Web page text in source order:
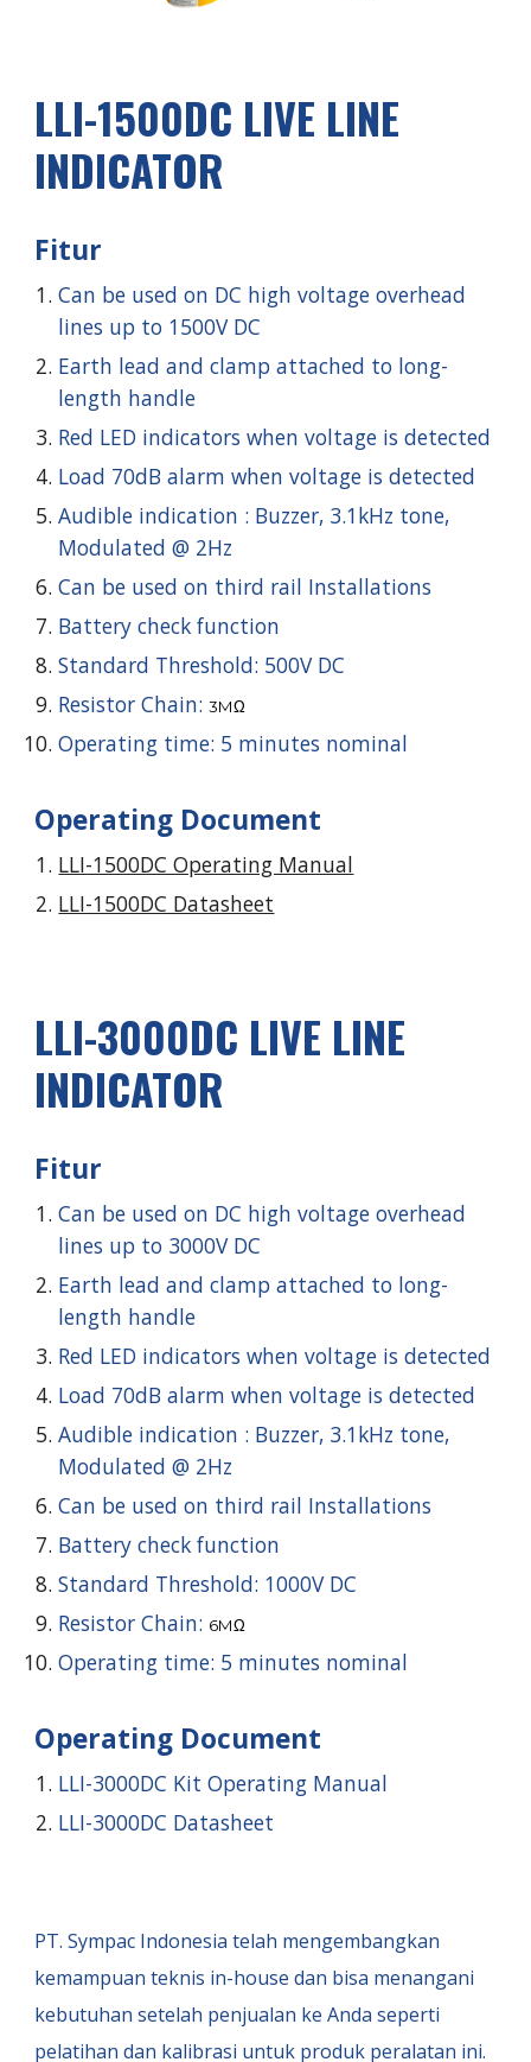
LLI-1500DC LIVE LINE
INDICATOR
Fitur
Can be used on DC high voltage overhead
lines up to 1500V DC
Earth lead and clamp attached to long-
length handle
Red LED indicators when voltage is detected
Load 70dB alarm when voltage is detected
Audible indication : Buzzer, 3.1kHz tone,
Modulated @ 2Hz
Can be used on third rail Installations
Battery check function
Standard Threshold: 500V DC
Resistor Chain:3MΩ
Operating time: 5 minutes nominal
Operating Document
LLI-1500DC Operating Manual
LLI-1500DC Datasheet
LLI-3000DC LIVE LINE
INDICATOR
Fitur
Can be used on DC high voltage overhead
lines up to 3000V DC
Earth lead and clamp attached to long-
length handle
Red LED indicators when voltage is detected
Load 70dB alarm when voltage is detected
Audible indication : Buzzer, 3.1kHz tone,
Modulated @ 2Hz
Can be used on third rail Installations
Battery check function
Standard Threshold: 1000V DC
Resistor Chain: 6MΩ
Operating time: 5 minutes nominal
Operating Document
LLI-3000DC Kit Operating Manual
LLI-3000DC Datasheet
PT. Sympac Indonesia telah mengembangkan
kemampuan teknis in-house dan bisa menangani
kebutuhan setelah penjualan ke Anda seperti
pelatihan dan kalibrasi untuk produk peralatan ini.